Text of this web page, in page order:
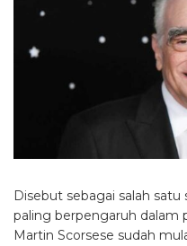
Disebut sebagai salah satu
paling berpengaruh dalam
Martin Scorsese sudah